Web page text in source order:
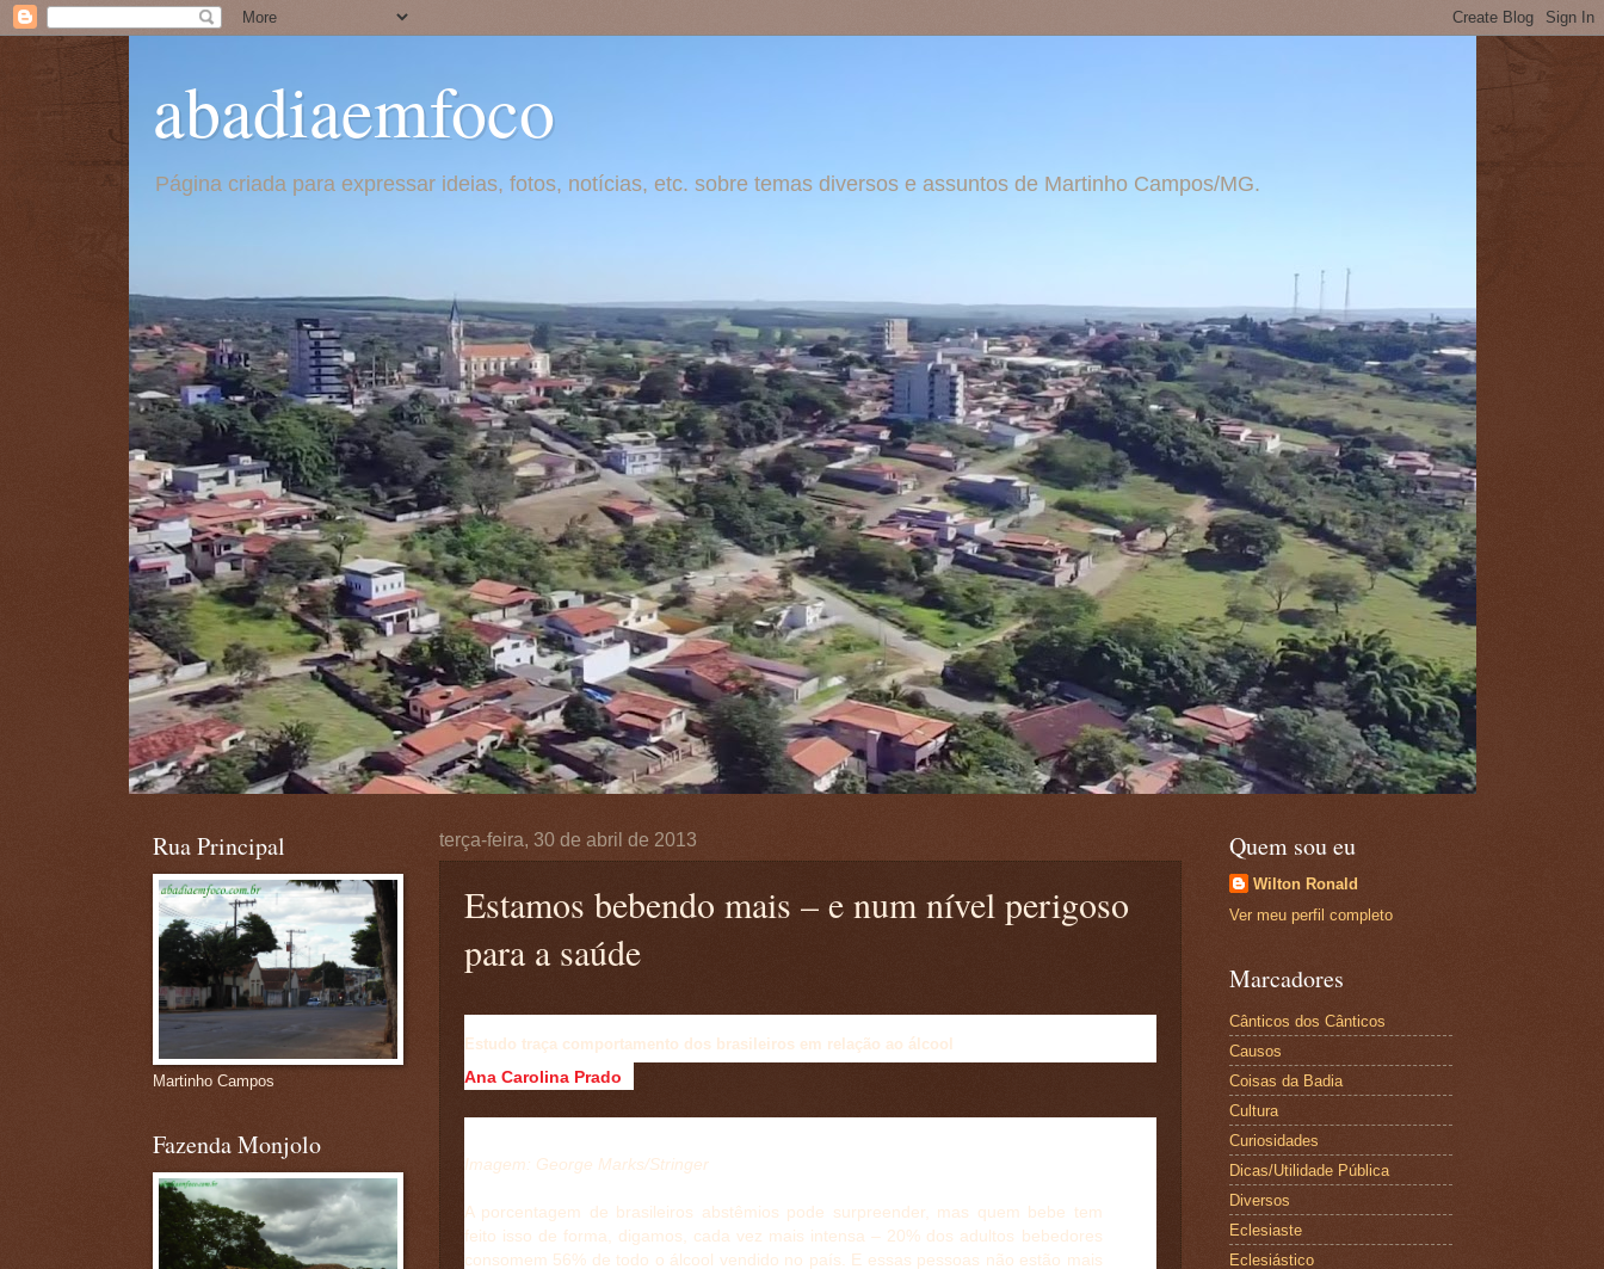
abadiaemfoco
Página criada para expressar ideias, fotos, notícias, etc. sobre temas diversos e assuntos de Martinho Campos/MG.
terça-feira, 30 de abril de 2013
Estamos bebendo mais – e num nível perigoso
para a saúde
Estudo traça comportamento dos brasileiros em relação ao álcool
Ana Carolina Prado
Imagem: George Marks/Stringer
A porcentagem de brasileiros abstêmios pode surpreender, mas quem bebe tem
feito isso de forma, digamos, cada vez mais intensa – 20% dos adultos bebedores
consomem 56% de todo o álcool vendido no país. E essas pessoas não estão mais
Rua Principal
Martinho Campos
Fazenda Monjolo
Quem sou eu
Wilton Ronald
Ver meu perfil completo
Marcadores
Cânticos dos Cânticos
Causos
Coisas da Badia
Cultura
Curiosidades
Dicas/Utilidade Pública
Diversos
Eclesiaste
Eclesiástico